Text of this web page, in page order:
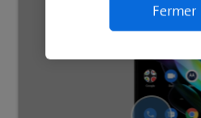
Fermer